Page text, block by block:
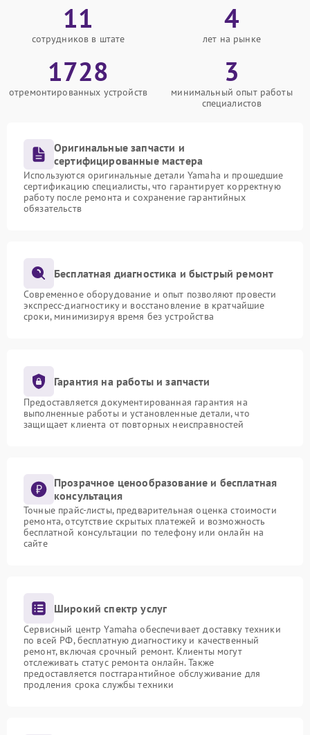
11
сотрудников в штате
4
лет на рынке
1728
отремонтированных устройств
3
минимальный опыт работы
специалистов
Оригинальные запчасти и
сертифицированные мастера
Используются оригинальные детали Yamaha и прошедшие
сертификацию специалисты, что гарантирует корректную
работу после ремонта и сохранение гарантийных
обязательств
Бесплатная диагностика и быстрый ремонт
Современное оборудование и опыт позволяют провести
экспресс-диагностику и восстановление в кратчайшие
сроки, минимизируя время без устройства
Гарантия на работы и запчасти
Предоставляется документированная гарантия на
выполненные работы и установленные детали, что
защищает клиента от повторных неисправностей
Прозрачное ценообразование и бесплатная
консультация
Точные прайс-листы, предварительная оценка стоимости
ремонта, отсутствие скрытых платежей и возможность
бесплатной консультации по телефону или онлайн на
сайте
Широкий спектр услуг
Сервисный центр Yamaha обеспечивает доставку техники
по всей РФ, бесплатную диагностику и качественный
ремонт, включая срочный ремонт. Клиенты могут
отслеживать статус ремонта онлайн. Также
предоставляется постгарантийное обслуживание для
продления срока службы техники